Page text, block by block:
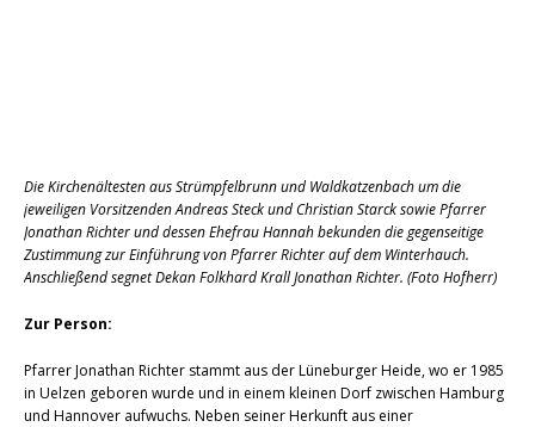
Die Kirchenältesten aus Strümpfelbrunn und Waldkatzenbach um die
jeweiligen Vorsitzenden Andreas Steck und Christian Starck sowie Pfarrer
Jonathan Richter und dessen Ehefrau Hannah bekunden die gegenseitige
Zustimmung zur Einführung von Pfarrer Richter auf dem Winterhauch.
Anschließend segnet Dekan Folkhard Krall Jonathan Richter. (Foto Hofherr)
Zur Person:
Pfarrer Jonathan Richter stammt aus der Lüneburger Heide, wo er 1985
in Uelzen geboren wurde und in einem kleinen Dorf zwischen Hamburg
und Hannover aufwuchs. Neben seiner Herkunft aus einer